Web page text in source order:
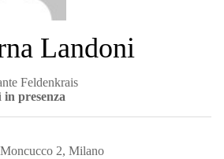
Landoni
Feldenkrais
in presenza
2, Milano